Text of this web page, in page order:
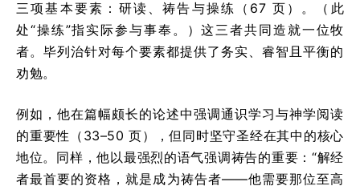
三项基本要素：研读、祷告与操练（67 页）。（此
处“操练”指实际参与事奉。）这三者共同造就一位牧
者。毕列治针对每个要素都提供了务实、睿智且平衡的
劝勉。
例如，他在篇幅颇长的论述中强调通识学习与神学阅读
的重要性（33–50 页），但同时坚守圣经在其中的核心
地位。同样，他以最强烈的语气强调祷告的重要：“解经
者最首要的资格，就是成为祷告者——他需要那位至高